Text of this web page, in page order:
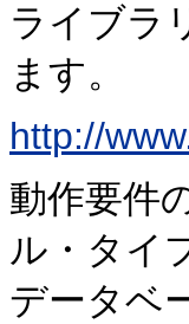
ライブラ
ます。
http://
動作要件
ル・タイ
データベ